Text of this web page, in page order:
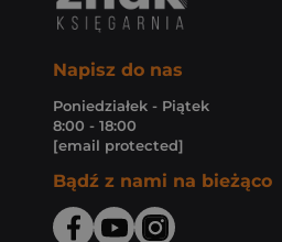
Napisz do nas
Poniedziałek - Piątek
8:00 - 18:00
[email protected]
Bądź z nami na bieżąco